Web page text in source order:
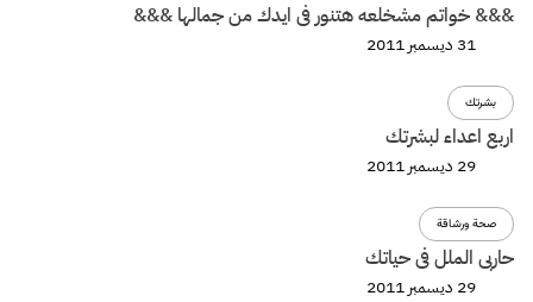
&&& خواتم مشخلعه هتنور فى ايدك من جمالها &&&
31 ديسمبر 2011
بشرتك
اربع اعداء لبشرتك
29 ديسمبر 2011
صحة ورشاقة
حاربى الملل فى حياتك
29 ديسمبر 2011